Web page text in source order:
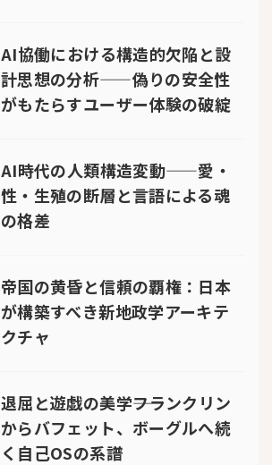
AI協働における構造的欠陥と設
計思想の分析——偽りの安全性
がもたらすユーザー体験の破綻
AI時代の人類構造変動——愛・
性・生殖の断層と言語による魂
の格差
帝国の黄昏と信頼の覇権：日本
が構築すべき新地政学アーキテ
クチャ
退屈と遊戯の美学――フランクリン
からバフェット、ボーグルへ続
く自己OSの系譜